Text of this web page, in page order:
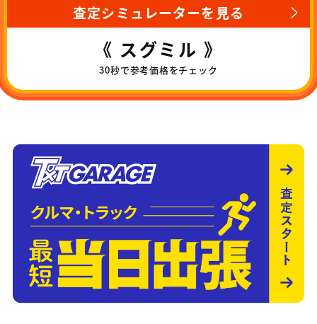
査定シミュレーターを見る
《 スグミル 》
30秒で参考価格をチェック